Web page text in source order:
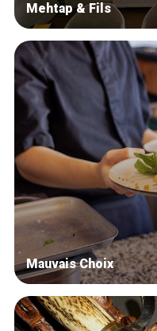
Mehtap & Fils
Mauvais Choix